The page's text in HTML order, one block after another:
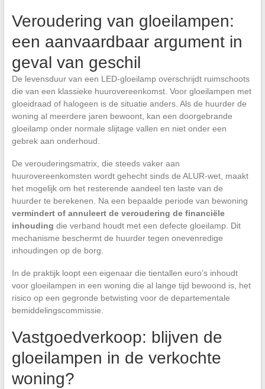
Veroudering van gloeilampen:
een aanvaardbaar argument in
geval van geschil
De levensduur van een LED-gloeilamp overschrijdt ruimschoots
die van een klassieke huurovereenkomst. Voor gloeilampen met
gloeidraad of halogeen is de situatie anders. Als de huurder de
woning al meerdere jaren bewoont, kan een doorgebrande
gloeilamp onder normale slijtage vallen en niet onder een
gebrek aan onderhoud.
De verouderingsmatrix, die steeds vaker aan
huurovereenkomsten wordt gehecht sinds de ALUR-wet, maakt
het mogelijk om het resterende aandeel ten laste van de
huurder te berekenen. Na een bepaalde periode van bewoning
vermindert of annuleert de veroudering de financiële
inhouding die verband houdt met een defecte gloeilamp. Dit
mechanisme beschermt de huurder tegen onevenredige
inhoudingen op de borg.
In de praktijk loopt een eigenaar die tientallen euro’s inhoudt
voor gloeilampen in een woning die al lange tijd bewoond is, het
risico op een gegronde betwisting voor de departementale
bemiddelingscommissie.
Vastgoedverkoop: blijven de
gloeilampen in de verkochte
woning?